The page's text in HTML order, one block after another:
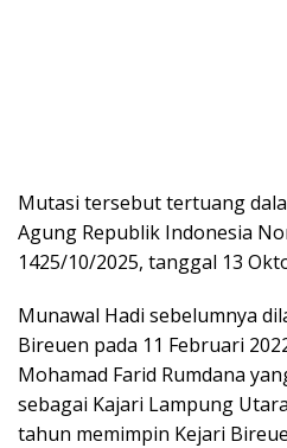
Mutasi tersebut tertuang
Agung Republik Indonesia
1425/10/2025, tanggal 13
Munawal Hadi sebelumnya
Bireuen pada 11 Februari
Mohamad Farid Rumdana
sebagai Kajari Lampung
tahun memimpin Kejari